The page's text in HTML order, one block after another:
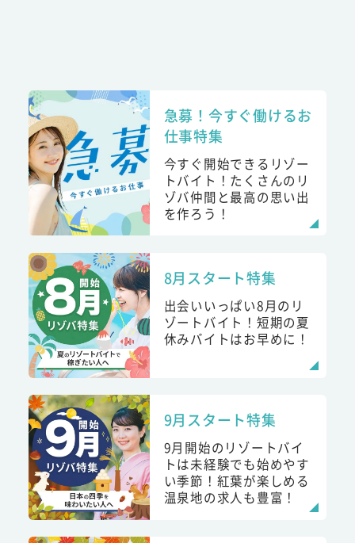
急募！今すぐ働けるお
仕事特集
今すぐ開始できるリゾー
トバイト！たくさんのリ
ゾバ仲間と最高の思い出
を作ろう！
8月スタート特集
出会いいっぱい8月のリ
ゾートバイト！短期の夏
休みバイトはお早めに！
9月スタート特集
9月開始のリゾートバイ
トは未経験でも始めやす
い季節！紅葉が楽しめる
温泉地の求人も豊富！